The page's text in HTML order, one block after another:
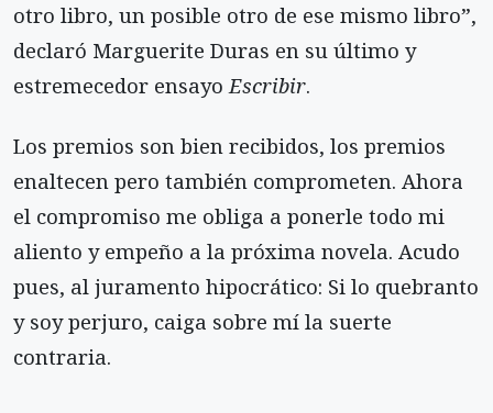
otro libro, un posible otro de ese mismo libro”,
declaró Marguerite Duras en su último y
estremecedor ensayoEscribir.
Los premios son bien recibidos, los premios
enaltecen pero también comprometen. Ahora
el compromiso me obliga a ponerle todo mi
aliento y empeño a la próxima novela. Acudo
pues, al juramento hipocrático: Si lo quebranto
y soy perjuro, caiga sobre mí la suerte
contraria.